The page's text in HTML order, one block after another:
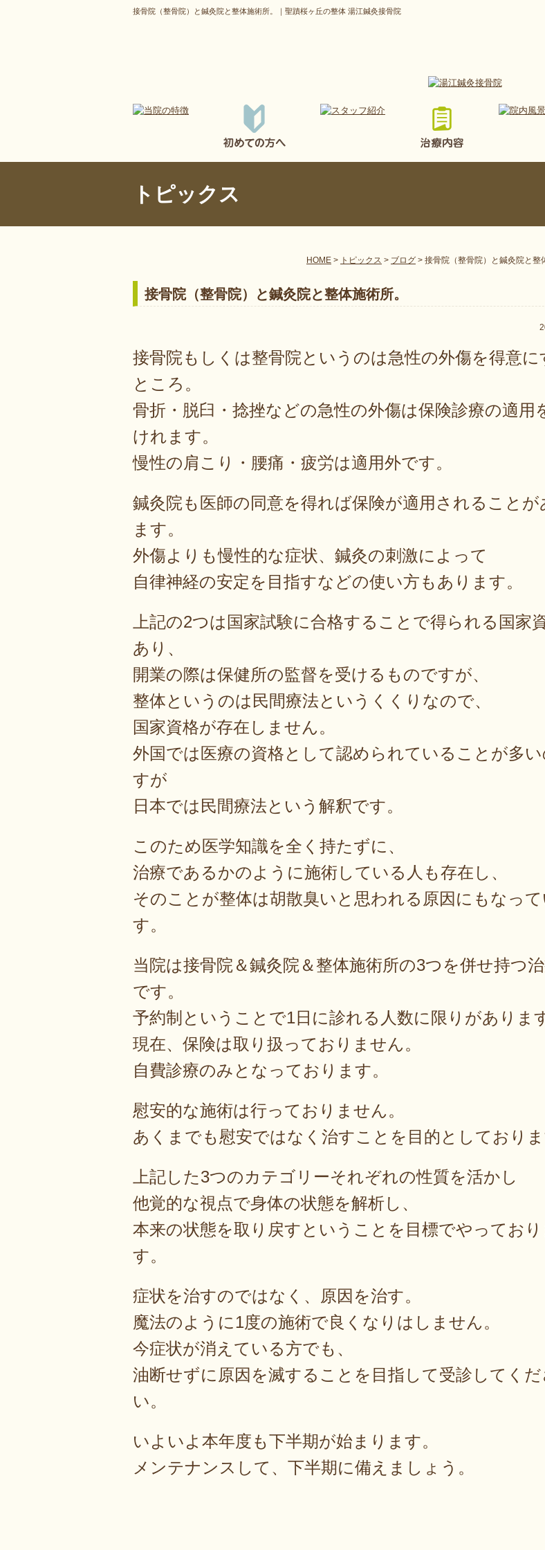
接骨院（整骨院）と鍼灸院と整体施術所。｜聖蹟桜ヶ丘の整体 湯江鍼灸接骨院
トピックス
HOME > トピックス > ブログ > 接骨院（整骨院）と鍼灸院と整
接骨院（整骨院）と鍼灸院と整体施術所。
接骨院もしくは整骨院というのは急性の外傷を得意に
ところ。
骨折・脱臼・捻挫などの急性の外傷は保険診療の適用
けれます。
慢性の肩こり・腰痛・疲労は適用外です。
鍼灸院も医師の同意を得れば保険が適用されることが
ます。
外傷よりも慢性的な症状、鍼灸の刺激によって
自律神経の安定を目指すなどの使い方もあります。
上記の2つは国家試験に合格することで得られる国家
あり、
開業の際は保健所の監督を受けるものですが、
整体というのは民間療法というくくりなので、
国家資格が存在しません。
外国では医療の資格として認められていることが多
すが
日本では民間療法という解釈です。
このため医学知識を全く持たずに、
治療であるかのように施術している人も存在し、
そのことが整体は胡散臭いと思われる原因にもなって
す。
当院は接骨院＆鍼灸院＆整体施術所の3つを併せ持つ
です。
予約制ということで1日に診れる人数に限りがありま
現在、保険は取り扱っておりません。
自費診療のみとなっております。
慰安的な施術は行っておりません。
あくまでも慰安ではなく治すことを目的としておりま
上記した3つのカテゴリーそれぞれの性質を活かし
他覚的な視点で身体の状態を解析し、
本来の状態を取り戻すということを目標でやっており
す。
症状を治すのではなく、原因を治す。
魔法のように1度の施術で良くなりはしません。
今症状が消えている方でも、
油断せずに原因を滅することを目指して受診してくだ
い。
いよいよ本年度も下半期が始まります。
メンテナンスして、下半期に備えましょう。